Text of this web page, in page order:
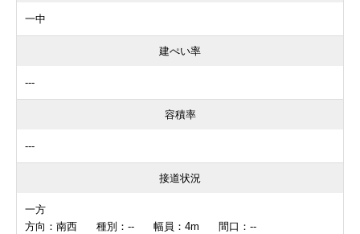
一中
建ぺい率
---
容積率
---
接道状況
一方
方向：南西 種別：-- 幅員：4m 間口：--